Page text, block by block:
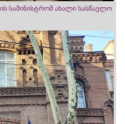
სამინისტრომ ახალი სასწავლო